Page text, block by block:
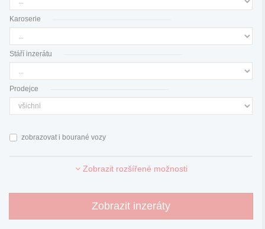
Karoserie
Stáří inzerátu
Prodejce
zobrazovat i bourané vozy
Zobrazit rozšířené možnosti
Zobrazit inzeráty